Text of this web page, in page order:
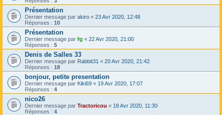
Présentation
Dernier message par akiro « 23 Avr 2020, 12:48
Réponses : 10
Présentation
Dernier message par fg « 22 Avr 2020, 21:00
Réponses : 5
Denis de Salles 33
Dernier message par Rabbit31 « 20 Avr 2020, 21:42
Réponses : 18
bonjour, petite presentation
Dernier message par Kiki69 « 19 Avr 2020, 17:07
Réponses : 4
nico26
Dernier message par Tractoricou « 18 Avr 2020, 11:30
Réponses : 4